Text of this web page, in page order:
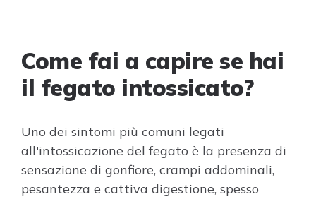
Come fai a capire se hai
il fegato intossicato?
Uno dei sintomi più comuni legati
all'intossicazione del fegato è la presenza di
sensazione di gonfiore, crampi addominali,
pesantezza e cattiva digestione, spesso